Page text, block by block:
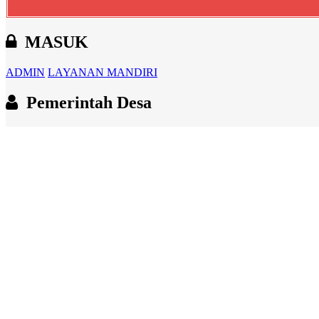
MASUK
ADMIN LAYANAN MANDIRI
Pemerintah Desa